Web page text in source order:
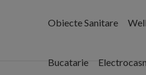
Obiecte Sanitare
Bucatarie